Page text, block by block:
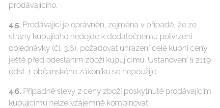
prodávajícího.
4.5. Prodávající je oprávněn, zejména v případě, že ze
strany kupujícího nedojde k dodatečnému potvrzení
objednávky (čl. 3.6), požadovat uhrazení celé kupní ceny
ještě před odesláním zboží kupujícímu. Ustanovení § 2119
odst. 1 občanského zákoníku se nepoužije.
4.6. Případné slevy z ceny zboží poskytnuté prodávajícím
kupujícímu nelze vzájemně kombinovat.